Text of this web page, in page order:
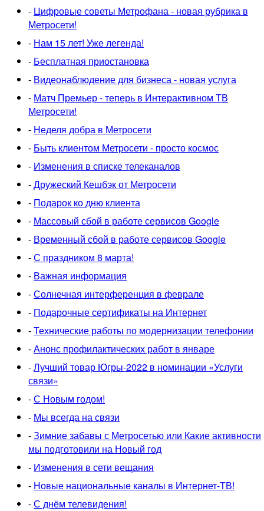
- Цифровые советы Метрофана - новая рубрика в
Метросети!
- Нам 15 лет! Уже легенда!
- Бесплатная приостановка
- Видеонаблюдение для бизнеса - новая услуга
- Матч Премьер - теперь в Интерактивном ТВ
Метросети!
- Неделя добра в Метросети
- Быть клиентом Метросети - просто космос
- Изменения в списке телеканалов
-Дружеский Кешбэк от Метросети
- Подарок ко дню клиента
- Массовый сбой в работе сервисов Google
- Временный сбой в работе сервисов Google
-С праздником 8 марта!
- Важная информация
-Солнечная интерференция в феврале
- Подарочные сертификаты на Интернет
-Технические работы по модернизации телефонии
-Анонс профилактических работ в январе
-Лучший товар Югры-2022 в номинации «Услуги
связи»
-С Новым годом!
- Мы всегда на связи
-Зимние забавы с Метросетью или Какие активности
мы подготовили на Новый год
- Изменения в сети вещания
- Новые национальные каналы в Интернет-ТВ!
-С днём телевидения!